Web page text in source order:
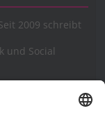
2009 schreibt
und Social